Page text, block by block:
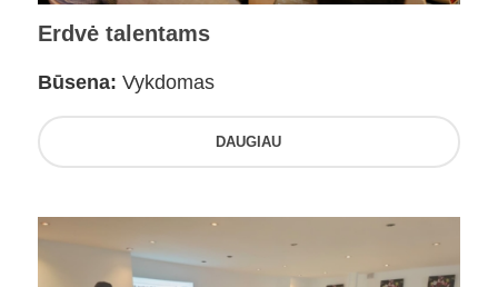
Erdvė talentams
Būsena: Vykdomas
DAUGIAU